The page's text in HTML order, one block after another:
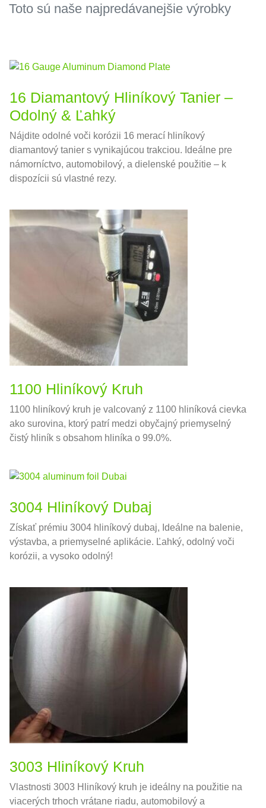
Toto sú naše najpredávanejšie výrobky
16 Diamantový Hliníkový Tanier –
Odolný & Ľahký
Nájdite odolné voči korózii 16 merací hliníkový
diamantový tanier s vynikajúcou trakciou. Ideálne pre
námorníctvo, automobilový, a dielenské použitie – k
dispozícii sú vlastné rezy.
1100 Hliníkový Kruh
1100 hliníkový kruh je valcovaný z 1100 hliníková cievka
ako surovina, ktorý patrí medzi obyčajný priemyselný
čistý hliník s obsahom hliníka o 99.0%.
3004 Hliníkový Dubaj
Získať prémiu 3004 hliníkový dubaj, Ideálne na balenie,
výstavba, a priemyselné aplikácie. Ľahký, odolný voči
korózii, a vysoko odolný!
3003 Hliníkový Kruh
Vlastnosti 3003 Hliníkový kruh je ideálny na použitie na
viacerých trhoch vrátane riadu, automobilový a